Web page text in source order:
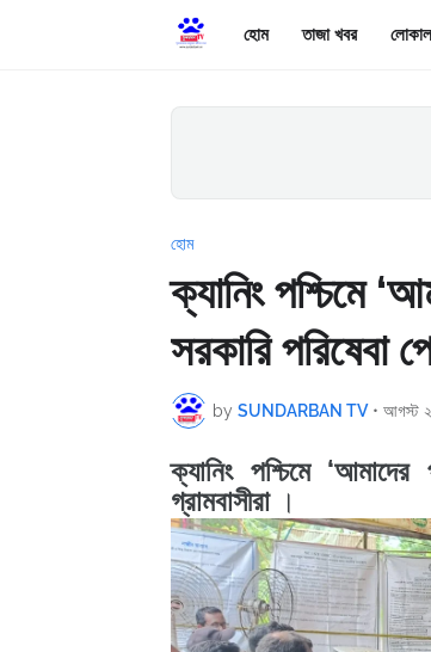
হোম তাজা খবর
হোম
ক্যানিং পশ্চিমে
সরকারি পরিষেবা
by SUNDARBAN TV • আগস্ট
ক্যানিং পশ্চিমে
গ্রামবাসীরা ।